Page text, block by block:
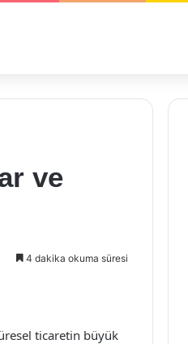
ve
4 dakika okuma süresi
ticaretin büyük